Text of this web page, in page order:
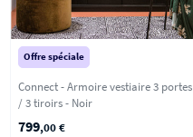
Offre spéciale
Connect - Armoire vestiaire 3 portes
/ 3 tiroirs - Noir
799,00 €